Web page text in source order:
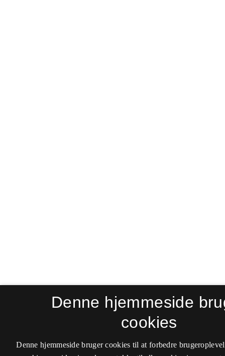
Denne hjemmeside
cookies
Denne hjemmeside bruger cookies til at forbedre